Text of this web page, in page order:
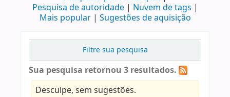
Pesquisa de autoridade
Nuvem de tags
Mais popular
Sugestões de aquisição
Filtre sua pesquisa
Sua pesquisa retornou 3 resultados.
Desculpe, sem sugestões.